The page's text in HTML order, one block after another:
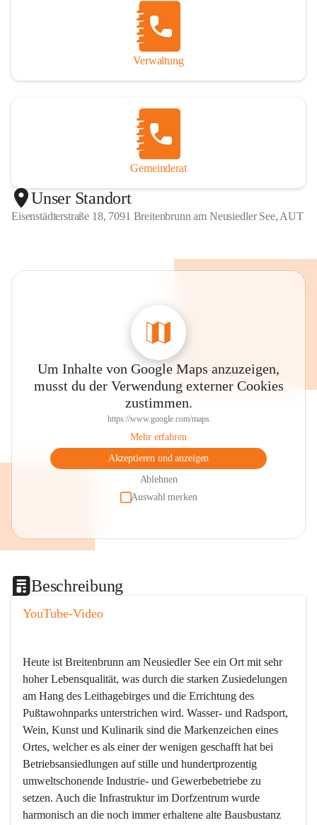
Verwaltung
Gemeinderat
Unser Standort
Eisenstädterstraße 18, 7091 Breitenbrunn am Neusiedler See, AUT
Um Inhalte von Google Maps anzuzeigen,
musst du der Verwendung externer Cookies
zustimmen.
https://www.google.com/maps
Mehr erfahren
Akzeptieren und anzeigen
Ablehnen
Auswahl merken
Beschreibung
YouTube-Video
Heute ist Breitenbrunn am Neusiedler See ein Ort mit sehr
hoher Lebensqualität, was durch die starken Zusiedelungen
am Hang des Leithagebirges und die Errichtung des
Pußtawohnparks unterstrichen wird. Wasser- und Radsport,
Wein, Kunst und Kulinarik sind die Markenzeichen eines
Ortes, welcher es als einer der wenigen geschafft hat bei
Betriebsansiedlungen auf stille und hundertprozentig
umweltschonende Industrie- und Gewerbebetriebe zu
setzen. Auch die Infrastruktur im Dorfzentrum wurde
harmonisch an die noch immer erhaltene alte Bausbustanz